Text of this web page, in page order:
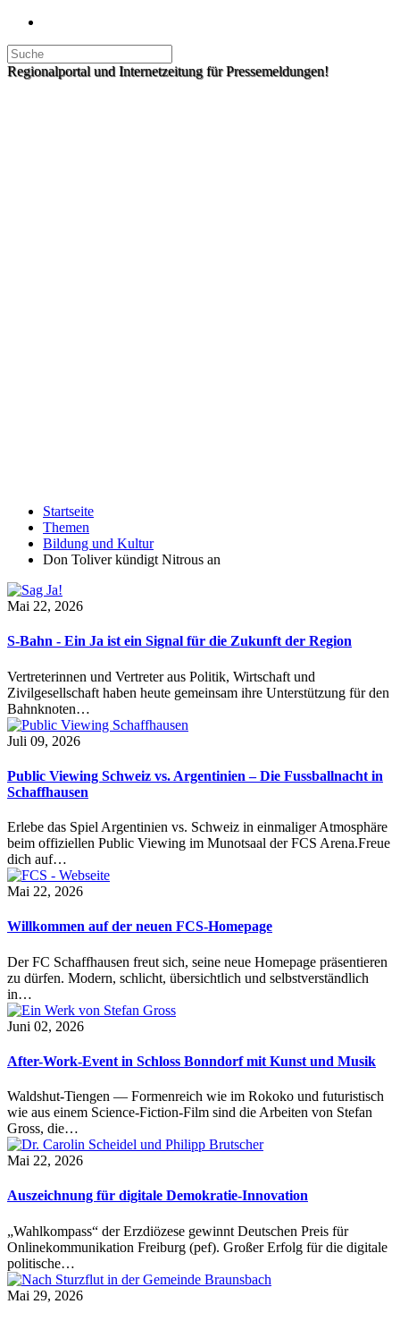
Regionalportal und Internetzeitung für Pressemeldungen!
Startseite
Themen
Bildung und Kultur
Don Toliver kündigt Nitrous an
Mai 22, 2026
S-Bahn - Ein Ja ist ein Signal für die Zukunft der Region
Vertreterinnen und Vertreter aus Politik, Wirtschaft und
Zivilgesellschaft haben heute gemeinsam ihre Unterstützung für den
Bahnknoten…
Juli 09, 2026
Public Viewing Schweiz vs. Argentinien – Die Fussballnacht in
Schaffhausen
Erlebe das Spiel Argentinien vs. Schweiz in einmaliger Atmosphäre
beim offiziellen Public Viewing im Munotsaal der FCS Arena.Freue
dich auf…
Mai 22, 2026
Willkommen auf der neuen FCS-Homepage
Der FC Schaffhausen freut sich, seine neue Homepage präsentieren
zu dürfen. Modern, schlicht, übersichtlich und selbstverständlich
in…
Juni 02, 2026
After-Work-Event in Schloss Bonndorf mit Kunst und Musik
Waldshut-Tiengen — Formenreich wie im Rokoko und futuristisch
wie aus einem Science-Fiction-Film sind die Arbeiten von Stefan
Gross, die…
Mai 22, 2026
Auszeichnung für digitale Demokratie-Innovation
„Wahlkompass“ der Erzdiözese gewinnt Deutschen Preis für
Onlinekommunikation Freiburg (pef). Großer Erfolg für die digitale
politische…
Mai 29, 2026